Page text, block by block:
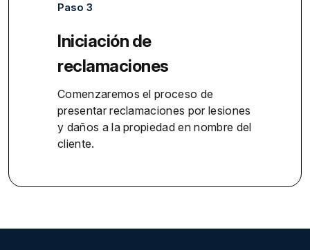
Paso 3
Iniciación de
reclamaciones
Comenzaremos el proceso de
presentar reclamaciones por lesiones
y daños a la propiedad en nombre del
cliente.